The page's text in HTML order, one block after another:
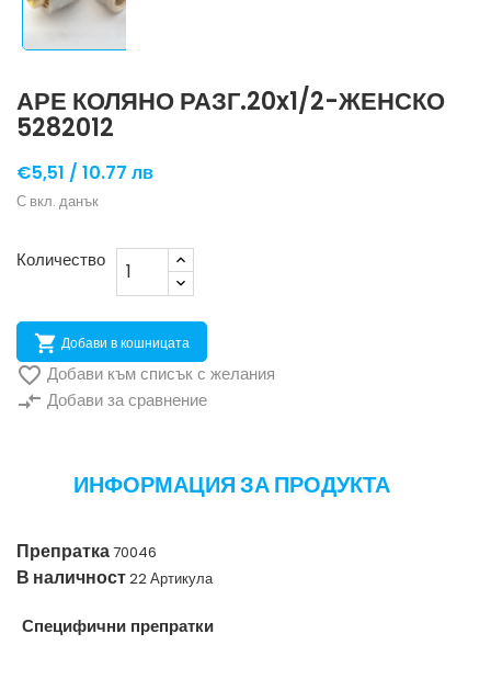
АРЕ КОЛЯНО РАЗГ.20x1/2-ЖЕНСКО
5282012
€5,51 / 10.77 лв
С вкл. данък
Количество
 Добави в кошницата
 Добави към списък с желания
compare_arrows Добави за сравнение
ИНФОРМАЦИЯ ЗА ПРОДУКТА
Препратка70046
В наличност22 Артикула
Специфични препратки